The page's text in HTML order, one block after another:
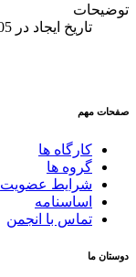
توضیحات
تاریخ ایجاد در 05 شهریور 1401
صفحات مهم
کارگاه ها
گروه ها
شرایط عضویت
اساسنامه
تماس با انجمن
دوستان ما